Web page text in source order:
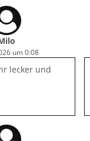
um 0:08
lecker und